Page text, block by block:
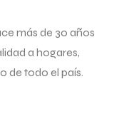
más de 30 años
a hogares,
de todo el país.